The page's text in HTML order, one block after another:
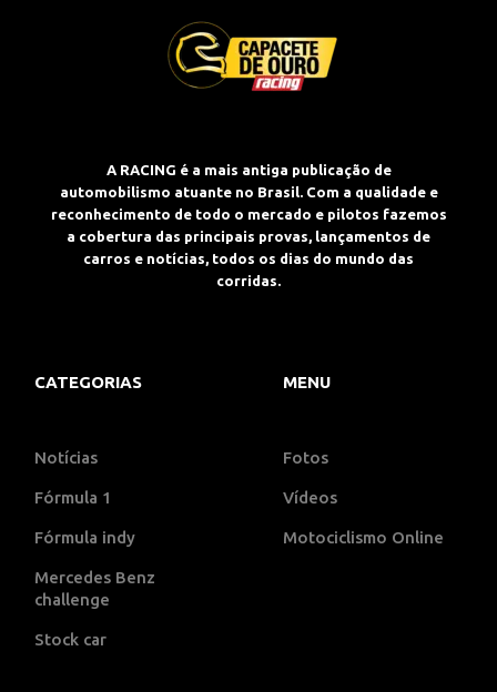
A RACING é a mais antiga publicação de
automobilismo atuante no Brasil. Com a qualidade e
reconhecimento de todo o mercado e pilotos fazemos
a cobertura das principais provas, lançamentos de
carros e notícias, todos os dias do mundo das
corridas.
CATEGORIAS
Notícias
Fórmula 1
Fórmula indy
Mercedes Benz
challenge
Stock car
MENU
Fotos
Vídeos
Motociclismo Online